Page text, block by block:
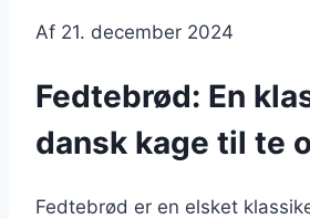
Af 21. december 2024
Fedtebrød: En
dansk kage til te
Fedtebrød er en elsket